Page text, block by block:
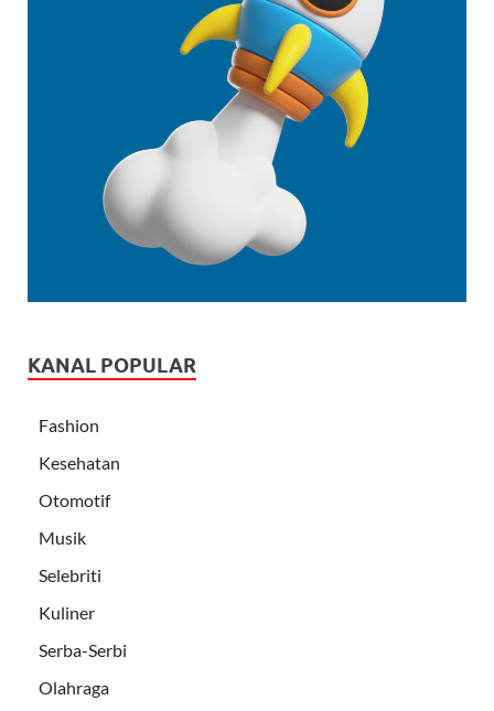
KANAL POPULAR
Fashion
Kesehatan
Otomotif
Musik
Selebriti
Kuliner
Serba-Serbi
Olahraga